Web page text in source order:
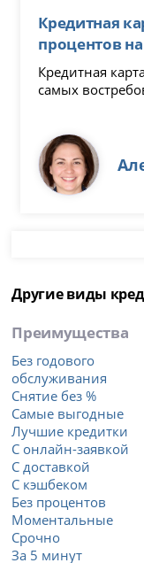
Кредитная
процентов
Кредитная
самых
Другие виды
Преимущества
Без годового
обслуживания
Снятие без %
Самые выгодные
Лучшие кредитки
С онлайн-заявкой
С доставкой
С кэшбеком
Без процентов
Моментальные
Срочно
За 5 минут